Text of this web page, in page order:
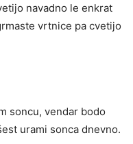
navadno le enkrat
vrtnice pa cvetijo
soncu, vendar bodo
urami sonca dnevno.